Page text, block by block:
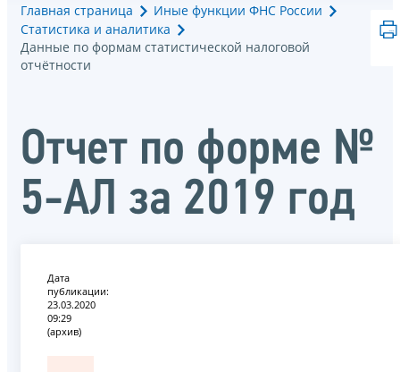
Главная страница
Иные функции ФНС России
Статистика и аналитика
Данные по формам статистической налоговой
отчётности
Отчет по форме №
5-АЛ за 2019 год
Дата
публикации:
23.03.2020
09:29
(архив)